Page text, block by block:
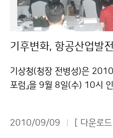
1개월(8.11～9.9) 전국의
다 2.1℃ 높았으며, 평균 최
1개월의 평균기온, 최저기
기록하였다. 평균 강수량은
며(평년대비 169.0%), 강
하였다. 문의: 기후예측과
기후변화, 항공산업발
기상청(청장 전병성)은 2010
포럼」을 9월 8일(수) 10시
고 기상과 기후변화에 관심
2010/09/09 [ 다운로